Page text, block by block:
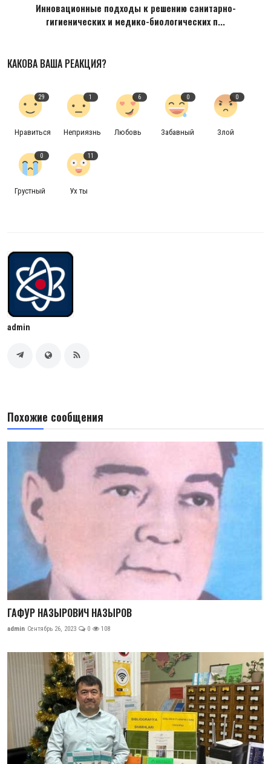
Инновационные подходы к решению санитарно-
гигиенических и медико-биологических п...
КАКОВА ВАША РЕАКЦИЯ?
29
Нравиться
1
Неприязнь
6
Любовь
0
Забавный
0
Злой
0
Грустный
11
Ух ты
admin
Похожие сообщения
ГАФУР НАЗЫРОВИЧ НАЗЫРОВ
admin Сентябрь 26, 2023 0 108